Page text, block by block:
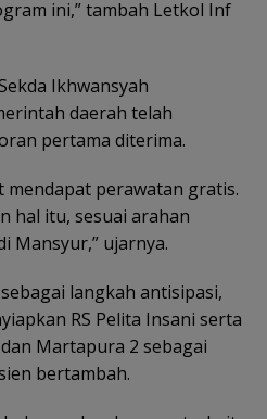
ini,” tambah Letkol Inf
Ikhwansyah
daerah telah
pertama diterima.
mendapat perawatan gratis.
hal itu, sesuai arahan
Mansyur,” ujarnya.
langkah antisipasi,
RS Pelita Insani serta
Martapura 2 sebagai
bertambah.